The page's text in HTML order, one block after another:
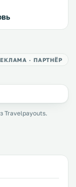
· ПАРТНЁР
Travelpayouts.